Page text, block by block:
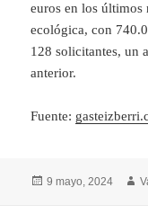
euros en los últimos
ecológica, con
128 solicitantes, un
anterior.
Fuente:
Publicado
9 mayo, 2024